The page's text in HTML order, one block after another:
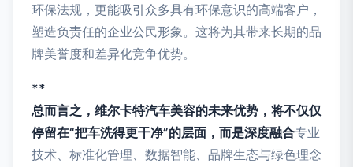
环保法规，更能吸引众多具有环保意识的高端客户，
塑造负责任的企业公民形象。这将为其带来长期的品
牌美誉度和差异化竞争优势。
**
总而言之，维尔卡特汽车美容的未来优势，将不仅仅
停留在“把车洗得更干净”的层面，而是深度融合专业
技术、标准化管理、数据智能、品牌生态与绿色理念